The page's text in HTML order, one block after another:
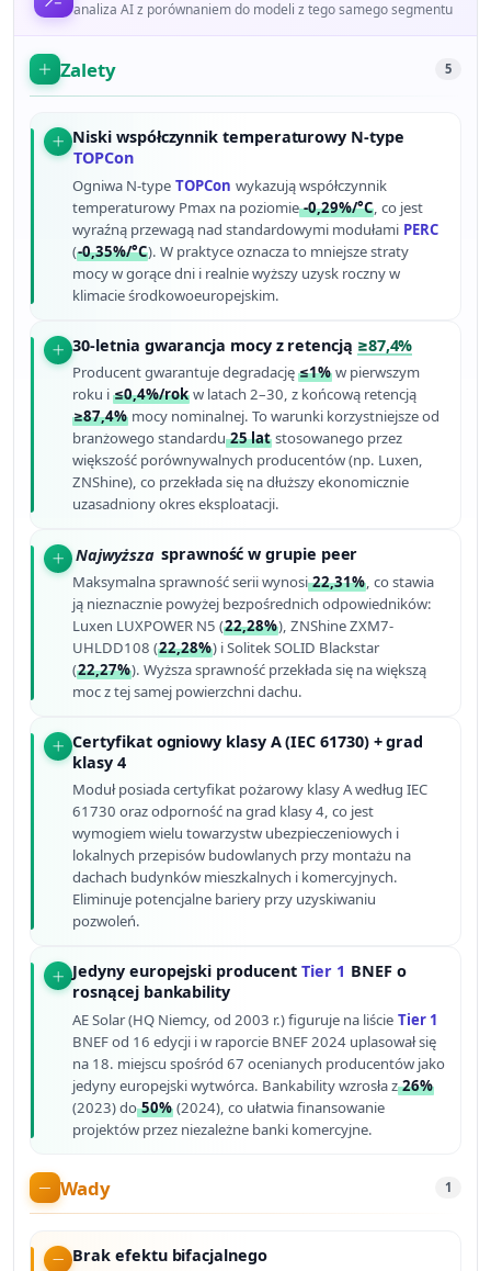
analiza AI z porównaniem do modeli z tego samego segmentu
Zalety 5
Niski współczynnik temperaturowy N-type
TOPCon
Ogniwa N-type TOPCon wykazują współczynnik
temperaturowy Pmax na poziomie-0,29%/°C, co jest
wyraźną przewagą nad standardowymi modułami PERC
(-0,35%/°C). W praktyce oznacza to mniejsze straty
mocy w gorące dni i realnie wyższy uzysk roczny w
klimacie środkowoeuropejskim.
30-letnia gwarancja mocy z retencją ≥87,4%
Producent gwarantuje degradację≤1% w pierwszym
roku i≤0,4%/rok w latach 2–30, z końcową retencją
≥87,4% mocy nominalnej. To warunki korzystniejsze od
branżowego standardu25 lat stosowanego przez
większość porównywalnych producentów (np. Luxen,
ZNShine), co przekłada się na dłuższy ekonomicznie
uzasadniony okres eksploatacji.
Najwyższa sprawność w grupie peer
Maksymalna sprawność serii wynosi22,31%, co stawia
ją nieznacznie powyżej bezpośrednich odpowiedników:
Luxen LUXPOWER N5 (22,28%), ZNShine ZXM7-
UHLDD108 (22,28%) i Solitek SOLID Blackstar
(22,27%). Wyższa sprawność przekłada się na większą
moc z tej samej powierzchni dachu.
Certyfikat ogniowy klasy A (IEC 61730) + grad
klasy 4
Moduł posiada certyfikat pożarowy klasy A według IEC
61730 oraz odporność na grad klasy 4, co jest
wymogiem wielu towarzystw ubezpieczeniowych i
lokalnych przepisów budowlanych przy montażu na
dachach budynków mieszkalnych i komercyjnych.
Eliminuje potencjalne bariery przy uzyskiwaniu
pozwoleń.
Jedyny europejski producent Tier 1 BNEF o
rosnącej bankability
AE Solar (HQ Niemcy, od 2003 r.) figuruje na liście Tier 1
BNEF od 16 edycji i w raporcie BNEF 2024 uplasował się
na 18. miejscu spośród 67 ocenianych producentów jako
jedyny europejski wytwórca. Bankability wzrosła z26%
(2023) do50% (2024), co ułatwia finansowanie
projektów przez niezależne banki komercyjne.
Wady 1
Brak efektu bifacjalnego